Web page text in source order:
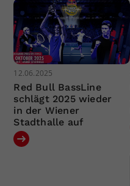
12.06.2025
Red Bull BassLine
schlägt 2025 wieder
in der Wiener
Stadthalle auf